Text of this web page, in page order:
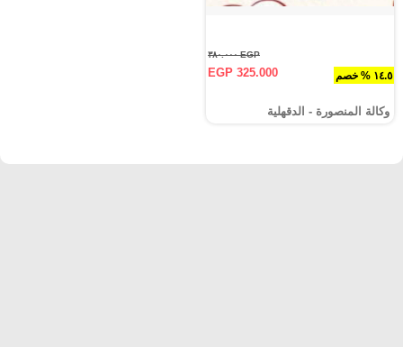
١٤.٥ % خصم
EGP ٣٨٠.٠٠٠
EGP 325.000
وكالة المنصورة - الدقهلية‎